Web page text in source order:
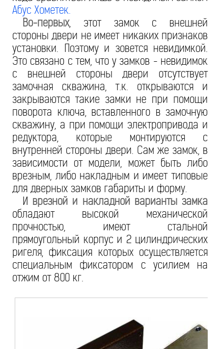
Абус Хометек.
Во-первых, этот замок с внешней
стороны двери не имеет никаких признаков
установки. Поэтому и зовется невидимкой.
Это связано с тем, что у замков - невидимок
с внешней стороны двери отсутствует
замочная скважина, т.к. открываются и
закрываются такие замки не при помощи
поворота ключа, вставленного в замочную
скважину, а при помощи электропривода и
редуктора, которые монтируются с
внутренней стороны двери. Сам же замок, в
зависимости от модели, может быть либо
врезным, либо накладным и имеет типовые
для дверных замков габариты и форму.
И врезной и накладной варианты замка
обладают высокой механической
прочностью, имеют стальной
прямоугольный корпус и 2 цилиндрических
ригеля, фиксация которых осуществляется
специальным фиксатором с усилием на
отжим от 800 кг.